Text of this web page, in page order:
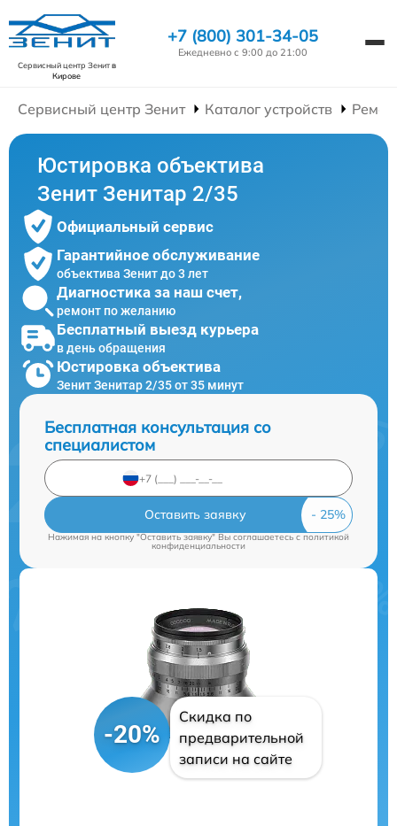
Сервисный центр Зенитв
Кирове
+7 (800) 301-34-05
Ежедневно с 9:00 до 21:00
Сервисный центр Зенит Каталог устройств
Юстировка объектива
Зенит Зенитар 2/35
Официальный сервис
Гарантийное обслуживание
объектива Зенит до 3 лет
Диагностика за наш счет,
ремонт по желанию
Бесплатный выезд курьера
в день обращения
Юстировка объектива
Зенит Зенитар 2/35 от 35 минут
Бесплатная консультация со
специалистом
Оставить заявку
Нажимая на кнопку "Оставить заявку" Вы соглашаетесь cполитикой
конфиденциальности
-20%
Скидка по
предварительной
записи на сайте